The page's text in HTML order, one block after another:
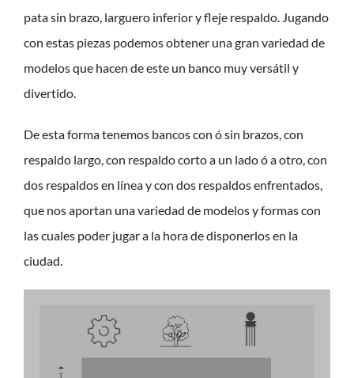
pata sin brazo, larguero inferior y fleje respaldo. Jugando
con estas piezas podemos obtener una gran variedad de
modelos que hacen de este un banco muy versátil y
divertido.
De esta forma tenemos bancos con ó sin brazos, con
respaldo largo, con respaldo corto a un lado ó a otro, con
dos respaldos en línea y con dos respaldos enfrentados,
que nos aportan una variedad de modelos y formas con
las cuales poder jugar a la hora de disponerlos en la
ciudad.